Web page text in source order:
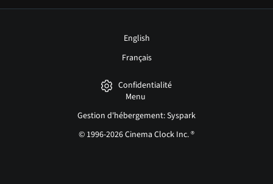
English
Français
Confidentialité
Menu
Gestion d'hébergement: Syspark
© 1996-2026 Cinema Clock Inc. ®